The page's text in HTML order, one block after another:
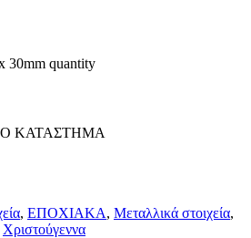
30mm quantity
ΚΑΤΑΣΤΗΜΑ
, ΕΠΟΧΙΑΚΑ, Μεταλλικά στοιχεία,
Χριστούγεννα